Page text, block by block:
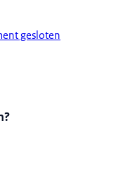
gesloten